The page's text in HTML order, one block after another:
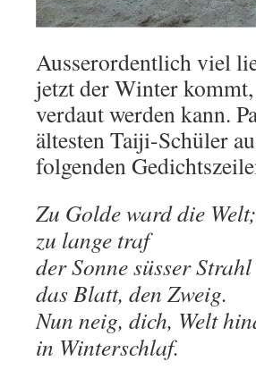
Ausserordentlich viel
jetzt der Winter
verdaut werden kann.
ältesten Taiji-Schüler
folgenden
Zu Golde ward die Welt;
zu lange traf
der Sonne süsser Strahl
das Blatt, den Zweig.
Nun neig, dich, Welt
in Winterschlaf.